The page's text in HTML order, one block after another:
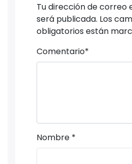
Tu dirección de correo
será publicada. Los
obligatorios están
Comentario*
Nombre *